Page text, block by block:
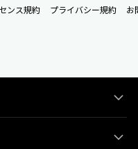
ンス規約 プライバシー規約 お